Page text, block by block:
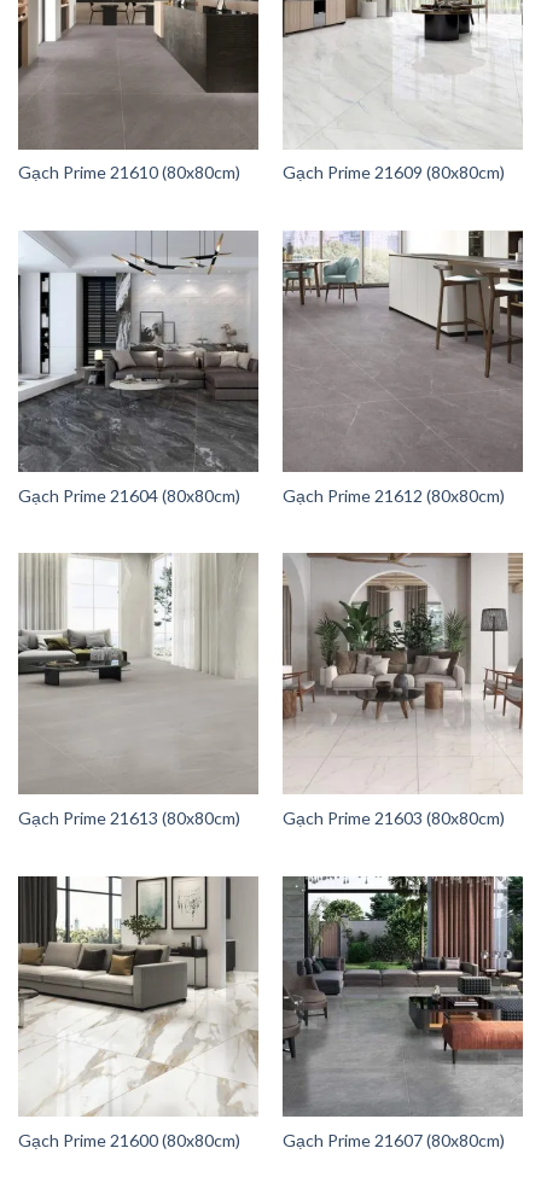
Gạch Prime 21610 (80x80cm) Gạch Prime 21609 (80x80cm)
Gạch Prime 21604 (80x80cm) Gạch Prime 21612 (80x80cm)
Gạch Prime 21613 (80x80cm) Gạch Prime 21603 (80x80cm)
Gạch Prime 21600 (80x80cm) Gạch Prime 21607 (80x80cm)